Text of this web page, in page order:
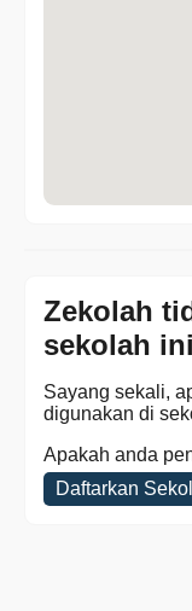
Zekolah
sekolah ini
Sayang sekali,
digunakan di
Apakah anda
Daftarkan